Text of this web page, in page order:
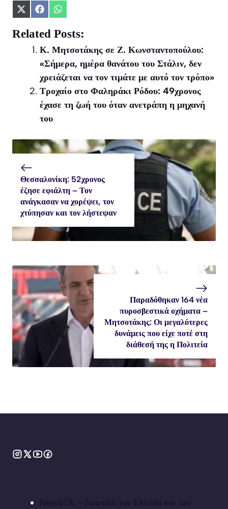
Share
X
(Twitter)
Share
Facebook
Share
WhatsApp
Related Posts:
Κ. Μητσοτάκης σε Ζ. Κωνσταντοπούλου:
«Σήμερα, ημέρα θανάτου του Στάλιν, δεν
χρειάζεται να τον τιμάτε με αυτό τον τρόπο»
Τροχαίο στο Φαληράκι Ρόδου: 49χρονος
έχασε τη ζωή του όταν ανετράπη η μηχανή
του
Θεσσαλονίκη: 52χρονος
έζησε εφιάλτη – Τον
ανάγκασαν να χορέψει, τον
χτύπησαν και τον λήστεψαν
Παραδόθηκαν 164 νέα
πυροσβεστικά οχήματα –
Μητσοτάκης: Οι μεγαλύτερες
δυνάμεις που είχε ποτέ στη
διάθεσή της η Πολιτεία
NewsOk - Νέα από την Ελλάδα και τον